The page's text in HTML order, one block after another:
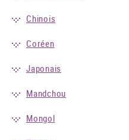
Chinois
Coréen
Japonais
Mandchou
Mongol